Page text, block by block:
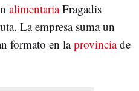
alimentariaFragadis
La empresa suma un
formato en laprovinciade